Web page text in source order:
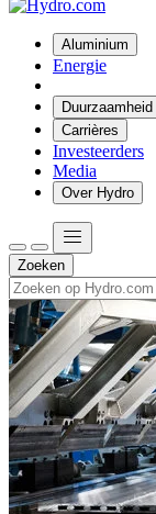
Aluminium
Energie
Duurzaamheid
Carrières
Investeerders
Media
Over Hydro
Zoeken